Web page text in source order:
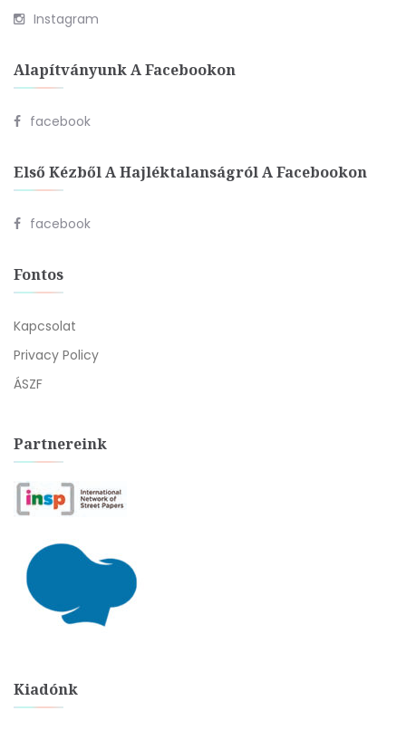
Instagram
Alapítványunk A Facebookon
facebook
Első Kézből A Hajléktalanságról A Facebookon
facebook
Fontos
Kapcsolat
Privacy Policy
ÁSZF
Partnereink
Kiadónk